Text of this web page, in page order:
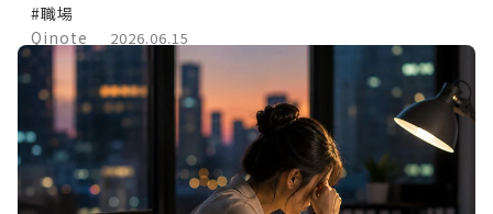
#職場
Qinote
2026.06.15